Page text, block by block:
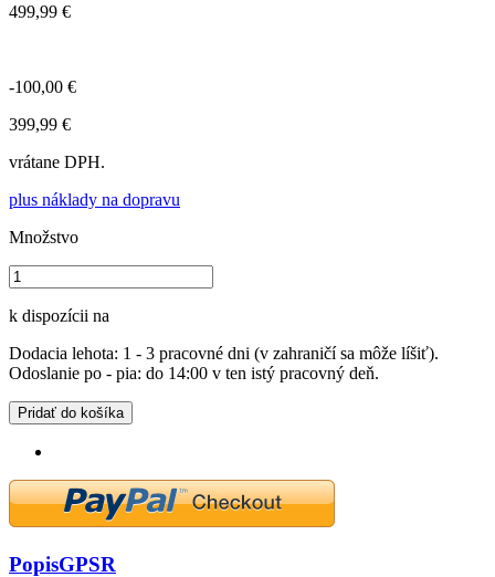
499,99 €
-100,00 €
399,99 €
vrátane DPH.
plus náklady na dopravu
Množstvo
k dispozícii na
Dodacia lehota: 1 - 3 pracovné dni (v zahraničí sa môže líšiť).
Odoslanie po - pia: do 14:00 v ten istý pracovný deň.
Pridať do košíka
PopisGPSR